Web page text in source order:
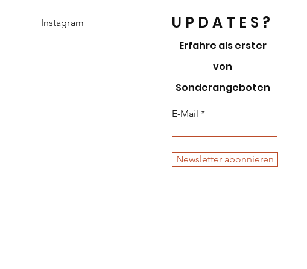
Instagram UPDATES?
Erfahre als erster
von
Sonderangeboten
E-Mail
Newsletter abonnieren